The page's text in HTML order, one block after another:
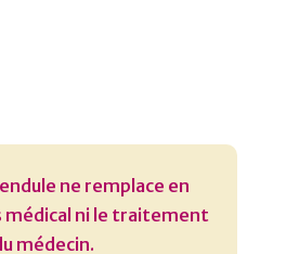
ne remplace en
médical ni le traitement
médecin.